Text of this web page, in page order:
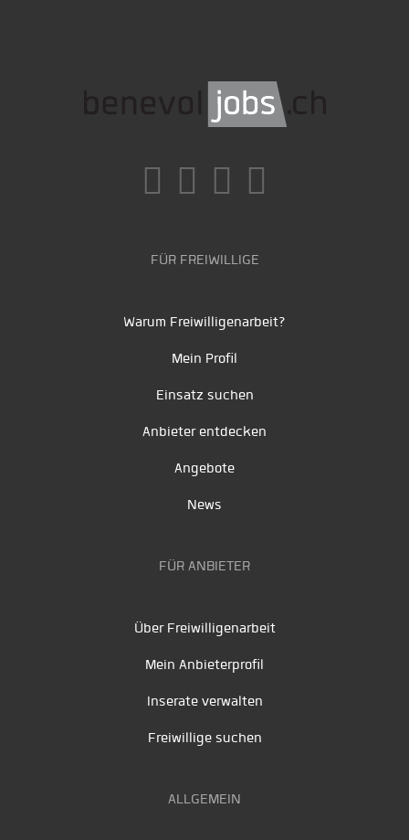
FÜR FREIWILLIGE
Warum Freiwilligenarbeit?
Mein Profil
Einsatz suchen
Anbieter entdecken
Angebote
News
FÜR ANBIETER
Über Freiwilligenarbeit
Mein Anbieterprofil
Inserate verwalten
Freiwillige suchen
ALLGEMEIN